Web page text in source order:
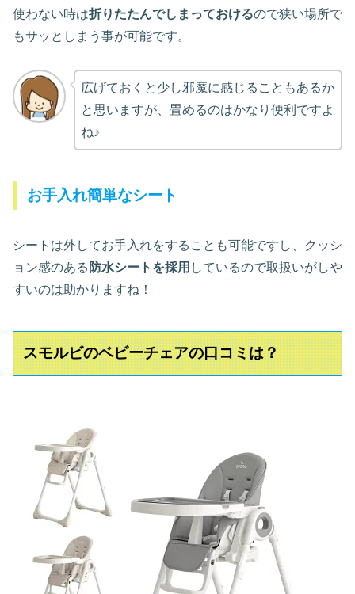
使わない時は折りたたんでしまっておけるので狭い場所で
もサッとしまう事が可能です。
広げておくと少し邪魔に感じることもあるか
と思いますが、畳めるのはかなり便利ですよ
ね♪
お手入れ簡単なシート
シートは外してお手入れをすることも可能ですし、クッシ
ョン感のある 防水シートを採用 しているので取扱いがしや
すいのは助かりますね！
スモルビのベビーチェアの口コミは？